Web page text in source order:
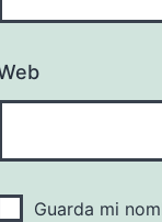
Guarda mi